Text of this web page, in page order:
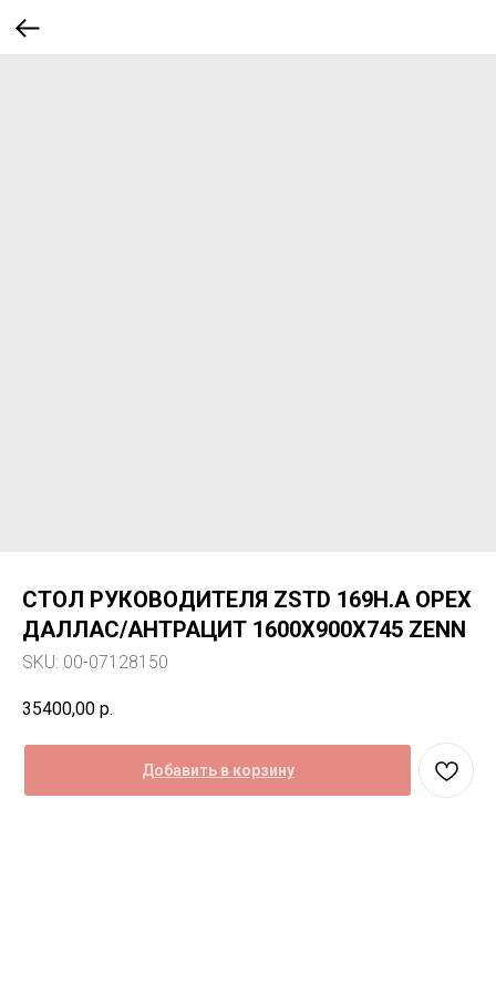
СТОЛ РУКОВОДИТЕЛЯ ZSTD 169H.A ОРЕХ
ДАЛЛАС/АНТРАЦИТ 1600Х900Х745 ZENN
SKU: 00-07128150
35400,00 р.
Добавить в корзину